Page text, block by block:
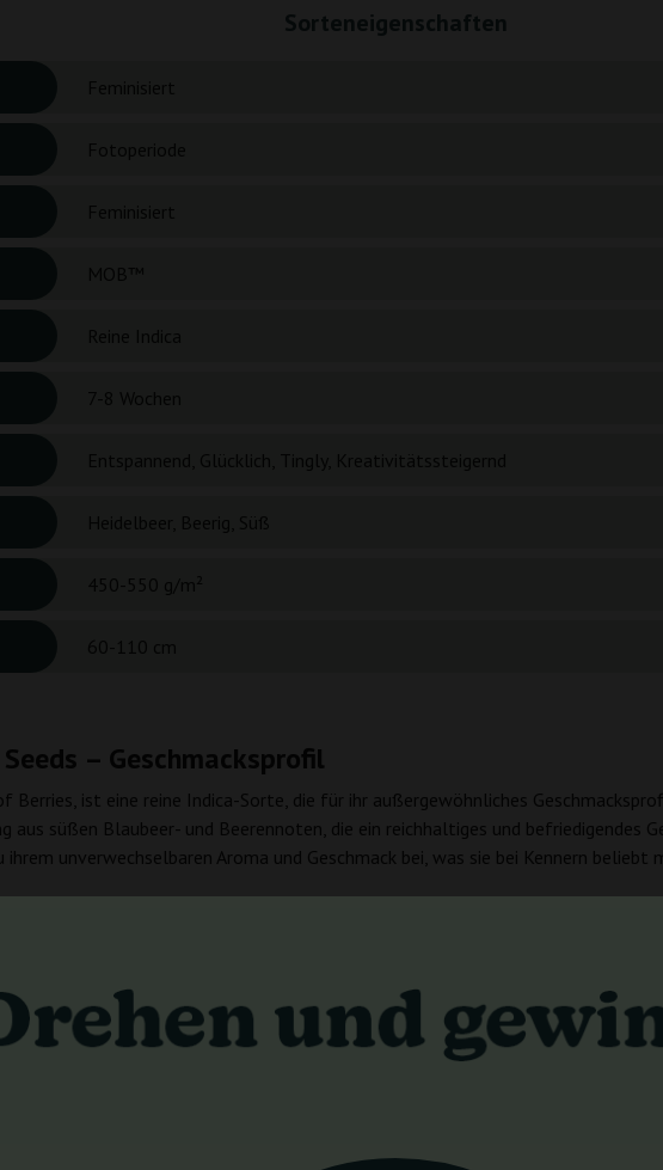
Sorteneigenschaften
Seeds – Geschmacksprofil
Berries, ist eine reine Indica-Sorte, die für ihr außergewöhnliches
aus süßen Blaubeer- und Beerennoten, die ein reichhaltiges und befriedigendes
unverwechselbaren Aroma und Geschmack bei, was sie bei Kennern
– Wirkung
Wirkungsspektrum. Konsumenten erleben häufig einen
der Sorte sorgt für ein beruhigendes Körper-High, das oft als prickelnd
medizinischen Eigenschaften sind bekannt dafür, bei Schlaflosigkeit, Stress,
– Vorteile beim Anbau
Ihre kompakte Statur, die zwischen 60 und 110 cm liegt, macht sie
durch eine schnelle Blütezeit von 7-8 Wochen, was schnellere Erntezyklen